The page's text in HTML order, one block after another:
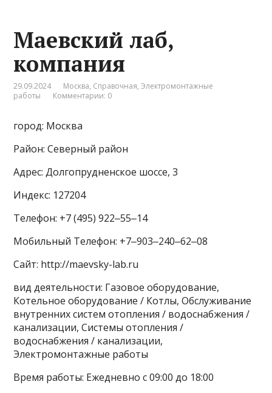
Маевский лаб,
компания
29.09.2024 Москва, Справочная,Электромонтажные
работы
Комментарии: 0
город: Москва
Район: Северный район
Адрес: Долгопрудненское шоссе, 3
Индекс: 127204
Телефон: +7 (495) 922‒55‒14
Мобильный Телефон: +7‒903‒240‒62‒08
Сайт: http://maevsky-lab.ru
вид деятельности: Газовое оборудование,
Котельное оборудование / Котлы, Обслуживание
внутренних систем отопления / водоснабжения /
канализации, Системы отопления /
водоснабжения / канализации,
Электромонтажные работы
Время работы: Ежедневно с 09:00 до 18:00